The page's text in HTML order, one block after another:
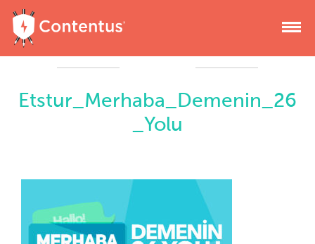
Etstur_Merhaba_Demenin_26
_Yolu